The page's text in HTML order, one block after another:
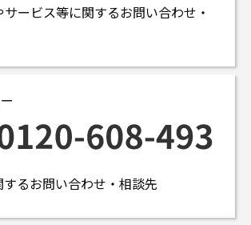
ービス等に関するお問い合わせ・
するお問い合わせ・相談先